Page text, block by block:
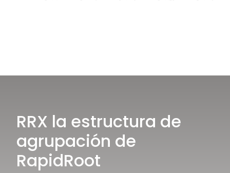
RRX la estructura de
agrupación de
RapidRoot